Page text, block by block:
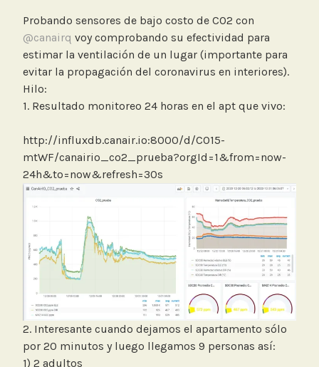
Probando sensores de bajo costo de CO2 con
@canairq voy comprobando su efectividad para
estimar la ventilación de un lugar (importante para
evitar la propagación del coronavirus en interiores).
Hilo:
1. Resultado monitoreo 24 horas en el apt que vivo:
http://influxdb.canair.io:8000/d/CO15-
mtWF/canairio_co2_prueba?orgId=1&from=now-
24h&to=now&refresh=30s
2. Interesante cuando dejamos el apartamento sólo
por 20 minutos y luego llegamos 9 personas así:
1) 2 adultos